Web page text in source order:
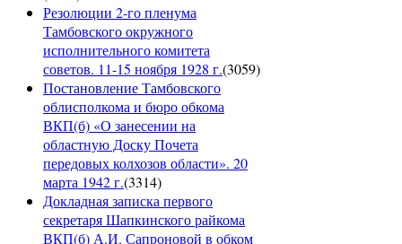
Резолюции 2-го пленума
Тамбовского окружного
исполнительного комитета
советов. 11-15 ноября 1928 г.(3059)
Постановление Тамбовского
облисполкома и бюро обкома
ВКП(б) «О занесении на
областную Доску Почета
передовых колхозов области». 20
марта 1942 г.(3314)
Докладная записка первого
секретаря Шапкинского райкома
ВКП(б) А.И. Сапроновой в обком